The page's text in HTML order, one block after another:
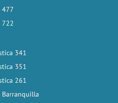
477
722
341
351
261